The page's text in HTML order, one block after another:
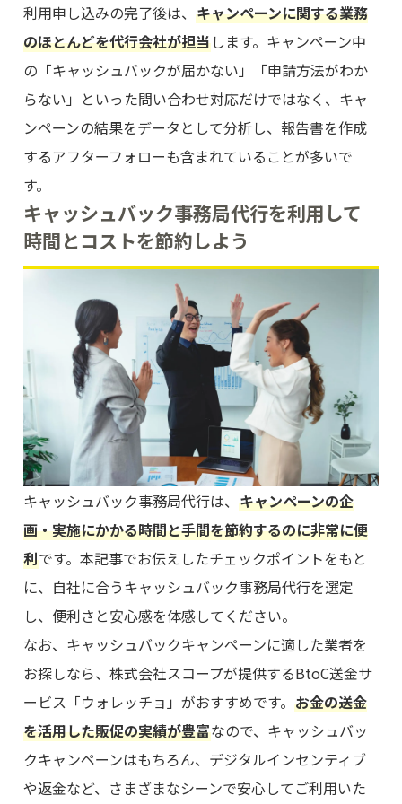
利用申し込みの完了後は、キャンペーンに関する業務
のほとんどを代行会社が担当します。キャンペーン中
の「キャッシュバックが届かない」「申請方法がわか
らない」といった問い合わせ対応だけではなく、キャ
ンペーンの結果をデータとして分析し、報告書を作成
するアフターフォローも含まれていることが多いで
す。
キャッシュバック事務局代行を利用して
時間とコストを節約しよう
キャッシュバック事務局代行は、キャンペーンの企
画・実施にかかる時間と手間を節約するのに非常に便
利です。本記事でお伝えしたチェックポイントをもと
に、自社に合うキャッシュバック事務局代行を選定
し、便利さと安心感を体感してください。
なお、キャッシュバックキャンペーンに適した業者を
お探しなら、株式会社スコープが提供するBtoC送金サ
ービス「ウォレッチョ」がおすすめです。お金の送金
を活用した販促の実績が豊富なので、キャッシュバッ
クキャンペーンはもちろん、デジタルインセンティブ
や返金など、さまざまなシーンで安心してご利用いた